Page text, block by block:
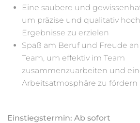
Eine saubere und
um präzise und qualitativ
Ergebnisse zu erzielen
Spaß am Beruf und Freude
Team, um effektiv im Team
zusammenzuarbeiten und
Arbeitsatmosphäre zu fördern
Einstiegstermin: Ab sofort